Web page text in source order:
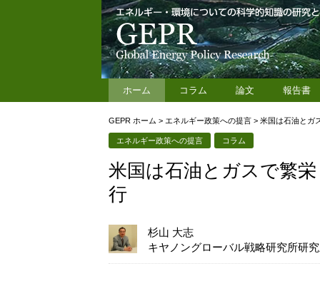
ホーム コラム 論文 報告書
GEPR ホーム > エネルギー政策への提言 > 米国は石油とガ
エネルギー政策への提言 コラム
米国は石油とガスで繁
行
杉山 大志
キヤノングローバル戦略研究所研